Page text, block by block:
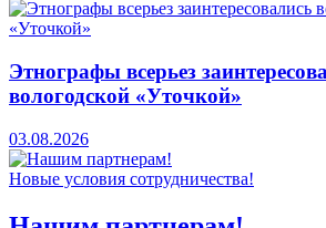
Этнографы всерьез
вологодской «Уточкой»
03.08.2026
Новые условия сотрудничества!